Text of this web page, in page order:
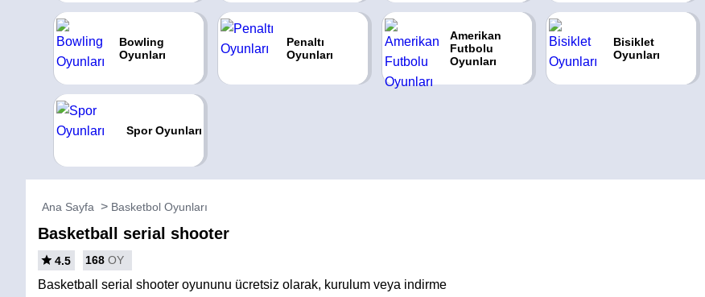
Bowling
Oyunları
Penaltı
Oyunları
Amerikan
Futbolu
Oyunları
Bisiklet
Oyunları
Spor Oyunları
Ana Sayfa Basketbol Oyunları
Basketball serial shooter
4.5 168 OY
Basketball serial shooter oyununu ücretsiz olarak, kurulum veya indirme